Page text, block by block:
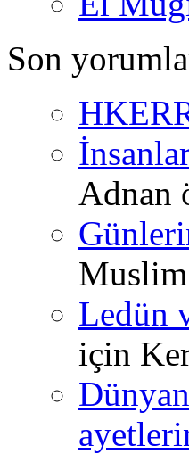
Son
Adnan
Muslim
Ledün
için